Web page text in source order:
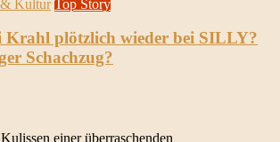
Kultur Top Story
Krahl plötzlich wieder bei SILLY?
Schachzug?
einer überraschenden